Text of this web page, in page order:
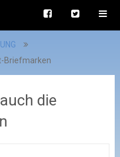
Briefmarken
die